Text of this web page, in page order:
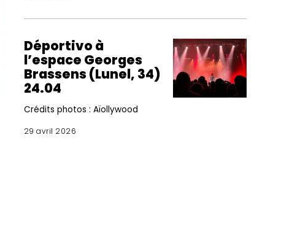
Déportivo à
l’espace Georges
Brassens (Lunel, 34)
24.04
Crédits photos : Aïollywood
29 avril 2026